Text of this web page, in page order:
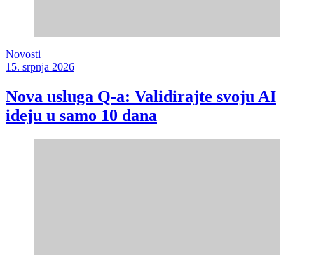
Novosti
15. srpnja 2026
Nova usluga Q-a: Validirajte svoju AI
ideju u samo 10 dana